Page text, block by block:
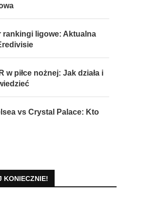
rankingi ligowe: Aktualna
w piłce nożnej: Jak działa i
vs Crystal Palace: Kto
KONIECZNIE!